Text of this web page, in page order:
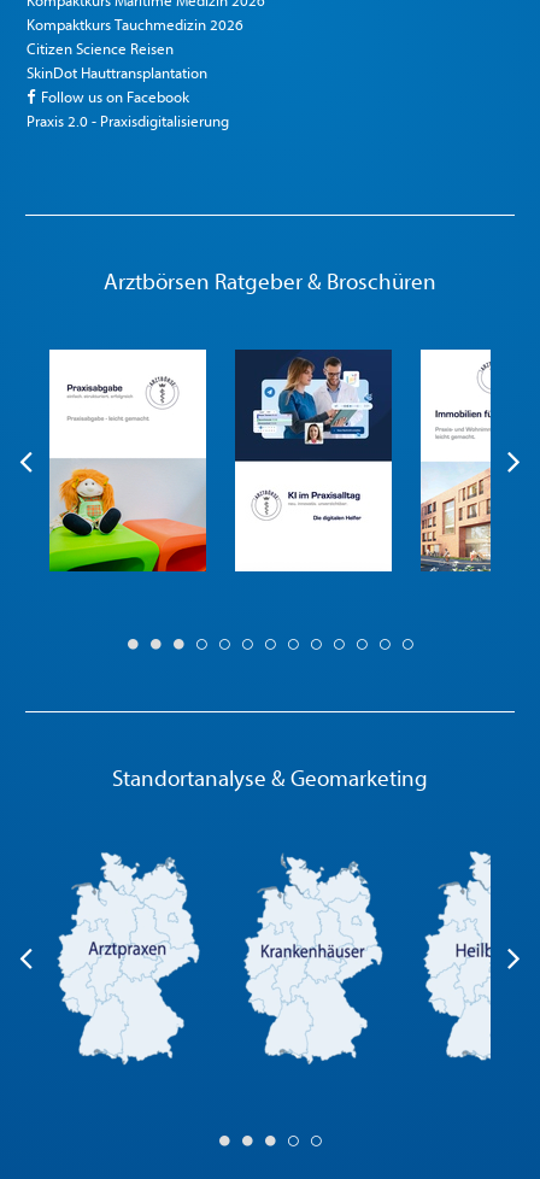
Kompaktkurs Tauchmedizin 2026
Citizen Science Reisen
SkinDot Hauttransplantation
Follow us on Facebook
Praxis 2.0 - Praxisdigitalisierung
Arztbörsen Ratgeber & Broschüren
Standortanalyse & Geomarketing